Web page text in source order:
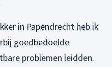
in Papendrecht heb ik
goedbedoelde
problemen leidden.